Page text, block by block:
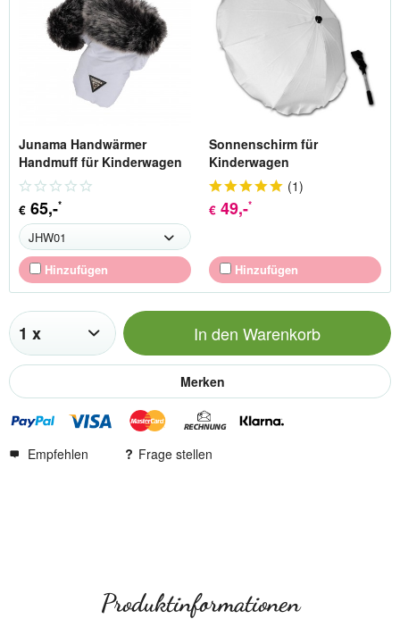
Junama Handwärmer
Handmuff für Kinderwagen
€ 65,-*
Hinzufügen
Sonnenschirm für
Kinderwagen
(1)
€ 49,-*
Hinzufügen
In den Warenkorb
Merken
Empfehlen Frage stellen
Produktinformationen